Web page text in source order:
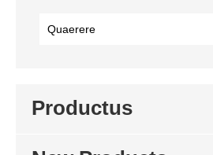
Productus